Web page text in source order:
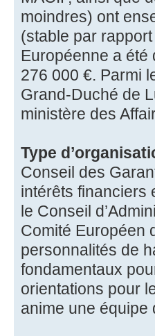
moindres) ont
(stable par
Européenne a
276 000 €. Parmi
Grand-Duché de
ministère des
Type
Conseil des
intérêts financiers
le Conseil
Comité Européen
personnalités de
fondamentaux
orientations pour
anime une équipe